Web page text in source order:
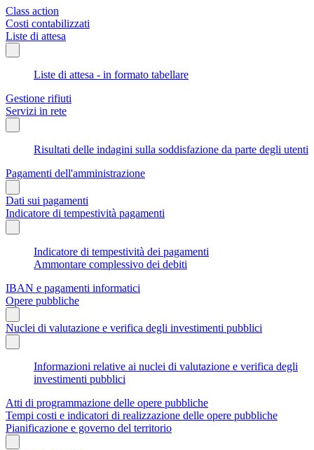
Class action
Costi contabilizzati
Liste di attesa
Liste di attesa - in formato tabellare
Gestione rifiuti
Servizi in rete
Risultati delle indagini sulla soddisfazione da parte degli utenti
Pagamenti dell'amministrazione
Dati sui pagamenti
Indicatore di tempestività pagamenti
Indicatore di tempestività dei pagamenti
Ammontare complessivo dei debiti
IBAN e pagamenti informatici
Opere pubbliche
Nuclei di valutazione e verifica degli investimenti pubblici
Informazioni relative ai nuclei di valutazione e verifica degli
investimenti pubblici
Atti di programmazione delle opere pubbliche
Tempi costi e indicatori di realizzazione delle opere pubbliche
Pianificazione e governo del territorio